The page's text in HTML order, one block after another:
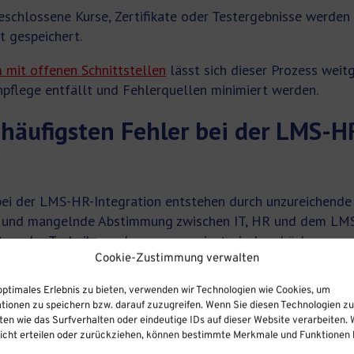
Cookie-Zustimmung verwalten
Erlebnis zu bieten, verwenden wir Technologien wie Cookies, um
zu speichern bzw. darauf zuzugreifen. Wenn Sie diesen Technologien
wie das Surfverhalten oder eindeutige IDs auf dieser Website verarbeiten.
erteilen oder zurückziehen, können bestimmte Merkmale und
Kurse, Zertifikate oder Testergebnisse werden
gespeichert.
mit offenen Schnittstellen lässt sich dieser Prozess
entfällt und Fehlerquellen minimiert werden.
Fehler bei der LMS-
der LMS-HR-Integration entstehen durch
mangelnde Abstimmung zwischen IT, HR und dem
der Technik, sondern an organisatorischen Lücken.
gehören:
Wenn das HR-System Abteilungen anders
Eine gemeinsame Taxonomie muss vor